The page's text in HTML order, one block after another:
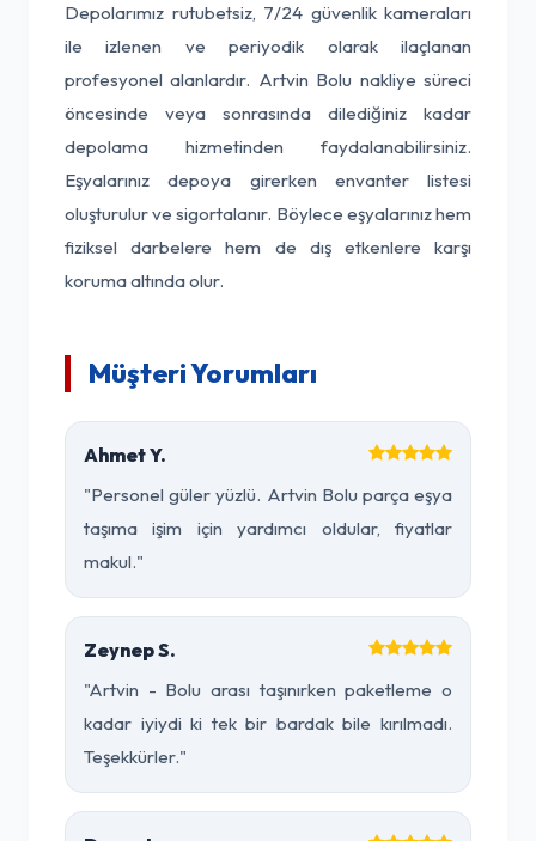
Depolarımız rutubetsiz, 7/24 güvenlik kameraları
ile izlenen ve periyodik olarak ilaçlanan
profesyonel alanlardır. Artvin Bolu nakliye süreci
öncesinde veya sonrasında dilediğiniz kadar
depolama hizmetinden faydalanabilirsiniz.
Eşyalarınız depoya girerken envanter listesi
oluşturulur ve sigortalanır. Böylece eşyalarınız hem
fiziksel darbelere hem de dış etkenlere karşı
koruma altında olur.
Müşteri Yorumları
Ahmet Y.
"Personel güler yüzlü. Artvin Bolu parça eşya
taşıma işim için yardımcı oldular, fiyatlar
makul."
Zeynep S.
"Artvin - Bolu arası taşınırken paketleme o
kadar iyiydi ki tek bir bardak bile kırılmadı.
Teşekkürler."